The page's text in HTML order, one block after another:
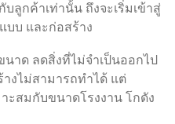
ลูกค้าเท่านั้น ถึงจะเริ่มเข้าสู่
บบ และก่อสร้าง
าด ลดสิ่งที่ไม่จำเป็นออกไป
างไม่สามารถทำได้ แต่
ะสมกับขนาดโรงงาน โกดัง